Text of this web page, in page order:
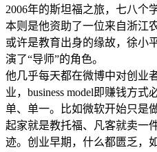
2006年的斯坦福之旅，七八个
本则是他资助了一位来自浙江
或许是教育出身的缘故，徐小
演了“导师”的角色。
他几乎每天都在微博中对创业
业，business model即赚钱方
单、单一。比如微软开始只是
起家就是教托福、凡客就卖一
迹。创业早期，什么都匮乏，